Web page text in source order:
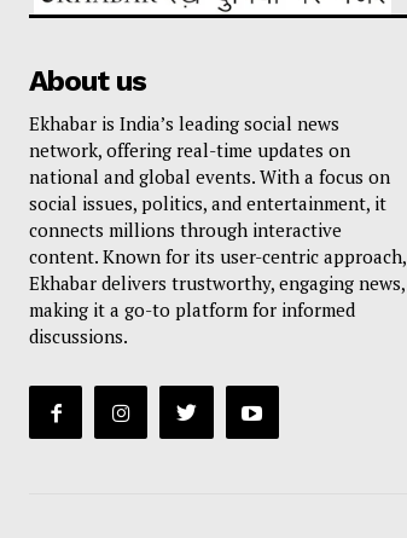
About us
Ekhabar is India’s leading social news
network, offering real-time updates on
national and global events. With a focus on
social issues, politics, and entertainment, it
connects millions through interactive
content. Known for its user-centric approach,
Ekhabar delivers trustworthy, engaging news,
making it a go-to platform for informed
discussions.